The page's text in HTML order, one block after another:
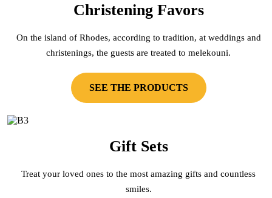
Christening Favors
On the island of Rhodes, according to tradition, at weddings and
christenings, the guests are treated to melekouni.
SEE THE PRODUCTS
Gift Sets
Treat your loved ones to the most amazing gifts and countless
smiles.